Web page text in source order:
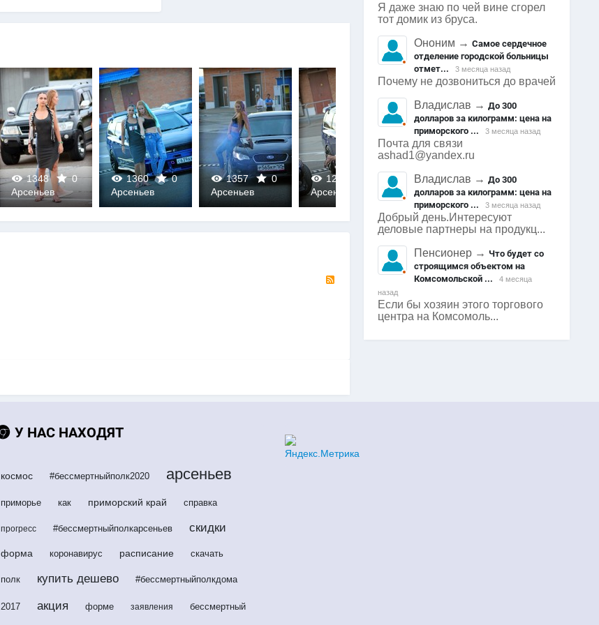
1348
0
0
Арсеньев
1360
0
0
Арсеньев
1357
0
0
Арсеньев
1289
0
Арсеньев
1296
0
0
Арсеньев
0
Арсеньев
Я даже знаю по чей вине сгорел
тот домик из бруса.
Ононим →Самое сердечное
отделение городской больницы
отмет...
3 месяца назад
Почему не дозвониться до врачей
Владислав →До 300
долларов за килограмм: цена на
приморского ...
3 месяца назад
Почта для связи
ashad1@yandex.ru
Владислав →До 300
долларов за килограмм: цена на
приморского ...
3 месяца назад
Добрый день.Интересуют
деловые партнеры на продукц...
Пенсионер →Что будет со
строящимся объектом на
Комсомольской ...
4 месяца
назад
Если бы хозяин этого торгового
центра на Комсомоль...
У НАС НАХОДЯТ
космос #бессмертныйполк2020 арсеньев
приморье как приморский край справка
прогресс #бессмертныйполкарсеньев скидки
форма коронавирус расписание скачать
полк купить дешево #бессмертныйполкдома
2017 акция форме заявления бессмертный